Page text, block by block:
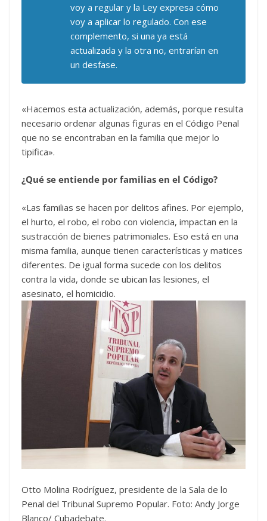
voy a regular y la Ley expresa cómo
voy a aplicar lo regulado. Con ese
complemento, si una ya está
actualizada y la otra no, entrarían en
un desfase.
«Hacemos esta actualización, además, porque resulta
necesario ordenar algunas figuras en el Código Penal
que no se encontraban en la familia que mejor lo
tipifica».
¿Qué se entiende por familias en el Código?
«Las familias se hacen por delitos afines. Por ejemplo,
el hurto, el robo, el robo con violencia, impactan en la
sustracción de bienes patrimoniales. Eso está en una
misma familia, aunque tienen características y matices
diferentes. De igual forma sucede con los delitos
contra la vida, donde se ubican las lesiones, el
asesinato, el homicidio.
Otto Molina Rodríguez, presidente de la Sala de lo
Penal del Tribunal Supremo Popular. Foto: Andy Jorge
Blanco/ Cubadebate.